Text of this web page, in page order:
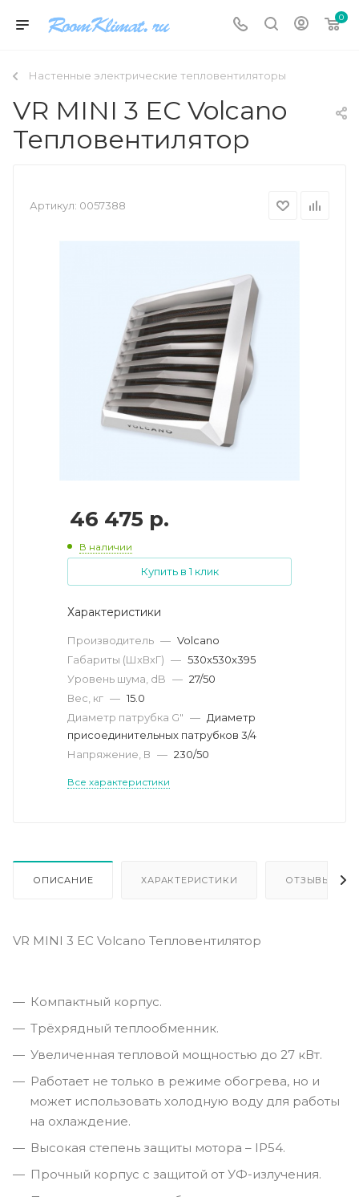
0
Настенные электрические тепловентиляторы
VR MINI 3 EC Volcano
Тепловентилятор
Артикул: 0057388
46 475 р.
В наличии
Купить в 1 клик
Характеристики
Производитель — Volcano
Габариты (ШхВхГ) — 530x530x395
Уровень шума, dB — 27/50
Вес, кг — 15.0
Диаметр патрубка G" — Диаметр
присоединительных патрубков 3/4
Напряжение, В — 230/50
Все характеристики
ОПИСАНИЕ ХАРАКТЕРИСТИКИ ОТЗЫВЫ
VR MINI 3 EC Volcano Тепловентилятор
Компактный корпус.
Трёхрядный теплообменник.
Увеличенная тепловой мощностью до 27 кВт.
Работает не только в режиме обогрева, но и
может использовать холодную воду для работы
на охлаждение.
Высокая степень защиты мотора – IP54.
Прочный корпус с защитой от УФ-излучения.